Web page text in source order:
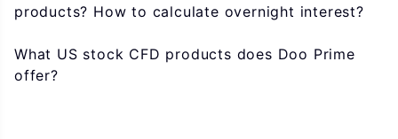
products? How to calculate overnight interest?
What US stock CFD products does Doo Prime
offer?